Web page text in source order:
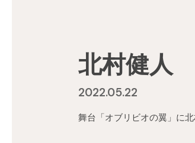
北村健人
2022.05.22
舞台「オブリビオの翼」に北